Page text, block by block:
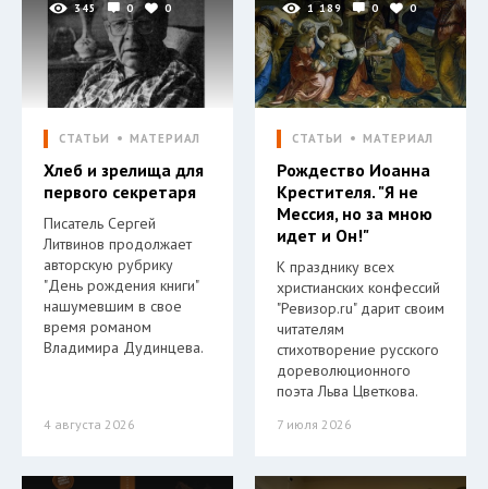
345 0 0
СТАТЬИ МАТЕРИАЛ
Хлеб и зрелища для
первого секретаря
Писатель Сергей
Литвинов продолжает
авторскую рубрику
"День рождения книги"
нашумевшим в свое
время романом
Владимира Дудинцева.
4 августа 2026
1 189 0 0
СТАТЬИ МАТЕРИАЛ
Рождество Иоанна
Крестителя. "Я не
Мессия, но за мною
идет и Он!"
К празднику всех
христианских конфессий
"Ревизор.ru" дарит своим
читателям
стихотворение русского
дореволюционного
поэта Льва Цветкова.
7 июля 2026